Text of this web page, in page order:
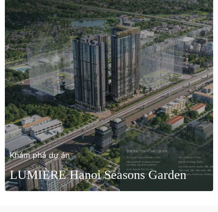
Khám phá dự án
LUMIÈRE Hanoi Seasons Garden